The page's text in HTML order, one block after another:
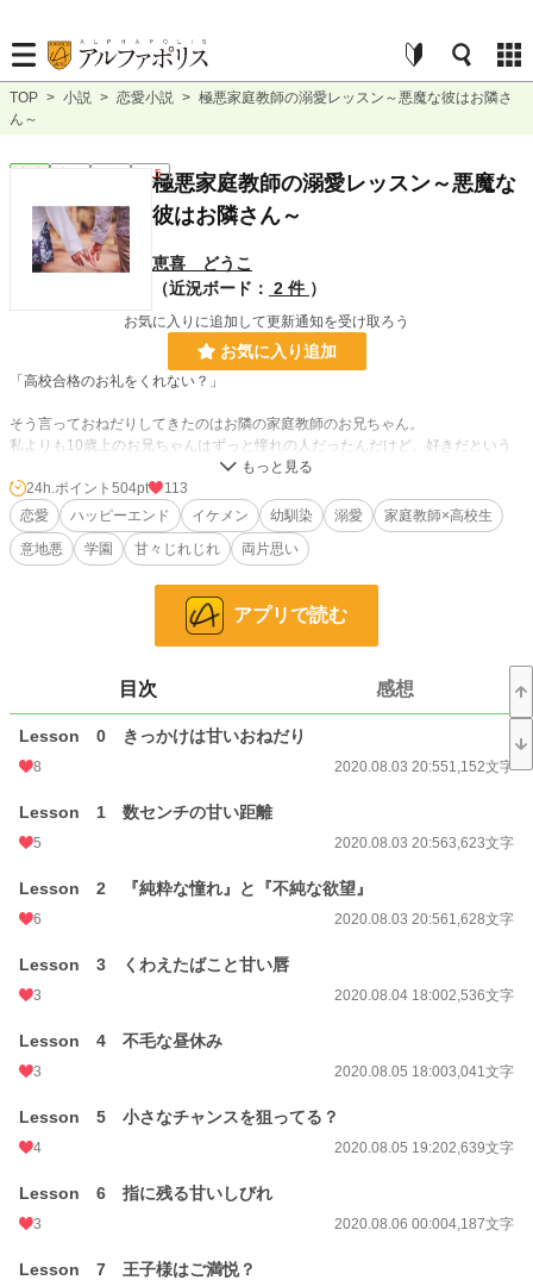
TOP > 小説 > 恋愛小説 > 極悪家庭教師の溺愛レッスン～悪魔な彼はお隣さ
ん～
R15極悪家庭教師の溺愛レッスン～悪魔な
彼はお隣さん～
恵喜 どうこ
（近況ボード： 2 件 ）
お気に入りに追加して更新通知を受け取ろう
お気に入り追加
「高校合格のお礼をくれない？」
そう言っておねだりしてきたのはお隣の家庭教師のお兄ちゃん。
私よりも10歳上のお兄ちゃんはずっと憧れの人だったんだけど、好きだという
告白もないままに男女の関係に発展してしまった私は苦しくて、どうしようもな
くて、彼の一挙手一投足にただ振り回されてしまっていた。
葵は私のことを本当はどう思ってるの？
私は葵のことをどう思ってるの？
意地悪なカテキョに翻弄されっぱなし。
こうなったら確かめなくちゃ！
葵の気持ちも、自分の気持ちも！
だけど甘い誘惑が多すぎて――
ちょっぴりスパイスをきかせた大人の男と女子高生のラブストーリーです。
小説
恋愛 1,441 位 / 66,363 件
504 pt
初回完結日時
週間ポイント 2,922 pt (3,406 位)
月間ポイント
年間ポイント 172,466 pt (3,650 位)
累計ポイント
24h.ポイント 504pt
113
恋愛
ハッピーエンド イケメン 幼馴染 溺愛
家庭教師×高校生
意地悪
学園 甘々じれじれ 両片思い
アプリで読む
目次 感想
Lesson 0 きっかけは甘いおねだり
8 2020.08.03 20:551,152文字
Lesson 1 数センチの甘い距離
5 2020.08.03 20:563,623文字
Lesson 2 『純粋な憧れ』と『不純な欲望』
6 2020.08.03 20:561,628文字
Lesson 3 くわえたばこと甘い唇
3 2020.08.04 18:002,536文字
Lesson 4 不毛な昼休み
3 2020.08.05 18:003,041文字
Lesson 5 小さなチャンスを狙ってる？
4 2020.08.05 19:202,639文字
Lesson 6 指に残る甘いしびれ
3 2020.08.06 00:004,187文字
Lesson 7 王子様はご満悦？